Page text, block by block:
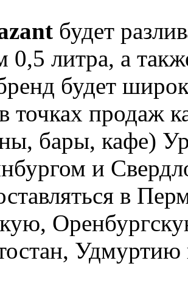
будет
0,5 литра, а
будет
точках продаж
бары, кафе)
и
в
Удмуртию